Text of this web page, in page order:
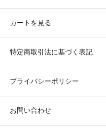
カートを見る
特定商取引法に基づく表記
プライバシーポリシー
お問い合わせ